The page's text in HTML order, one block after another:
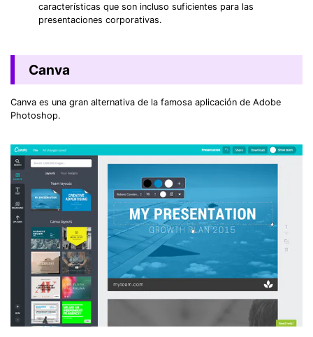
características que son incluso suficientes para las
presentaciones corporativas.
Canva
Canva es una gran alternativa de la famosa aplicación de Adobe
Photoshop.